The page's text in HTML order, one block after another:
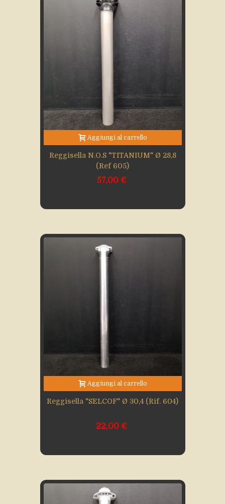
Aggiungi al carrello
Reggisella N.O.S "TITANIUM" Ø 28,8
(Ref 605)
57,00 €
Aggiungi al carrello
Reggisella "SELCOF" Ø 30,4 (rif. 604)
22,00 €